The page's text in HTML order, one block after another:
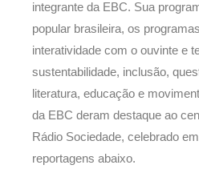
integrante da EBC. Sua
popular brasileira, os
interatividade com o ouvinte e
sustentabilidade, inclusão,
literatura, educação e
da EBC deram destaque ao
Rádio Sociedade, celebrado
reportagens abaixo.